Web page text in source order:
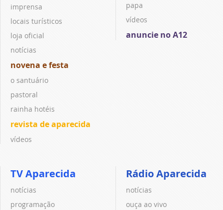
imprensa
locais turísticos
loja oficial
notícias
novena e festa
o santuário
pastoral
rainha hotéis
revista de aparecida
vídeos
papa
vídeos
anuncie no A12
TV Aparecida
notícias
programação
Rádio Aparecida
notícias
ouça ao vivo